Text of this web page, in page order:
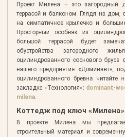
Проект Милена – это загородный
террасой и балконом. Глядя на дом,
на симпатичное крылечко и
Просторный особняк из
большой террасой будет
обустройства загородного
оцилиндрованного соснового бруса
нашего предприятия «Доминант»,
оцилиндрованного бревна читайте
закладке «Технология»: dominant-
milena
Коттедж под ключ
В проекте Милена мы
строительный материал и